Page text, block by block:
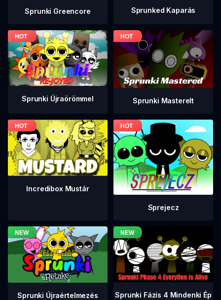
Sprunki Greencore Sprunked Kaparás
Sprunki Újraörömmel Sprunki Masterelt
Incredibox Mustár
Sprejecz
Sprunki Újraértelmezés
Sprunki Fázis 4 Mindenki Ép